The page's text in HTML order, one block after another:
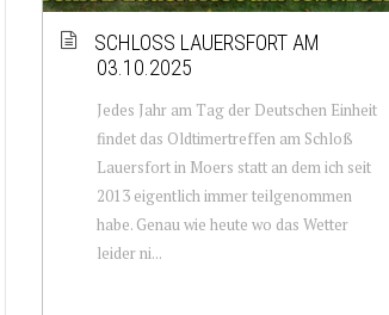
SCHLOSS LAUERSFORT AM
03.10.2025
Jedes Jahr am Tag der Deutschen Einheit
findet das Oldtimertreffen am Schloß
Lauersfort in Moers statt an dem ich seit
2013 eigentlich immer teilgenommen
habe. Genau wie heute wo das Wetter
leider ni...